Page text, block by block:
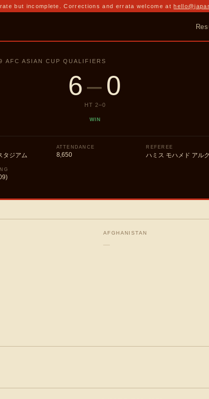
but incomplete. Corrections and errata welcome at
AFC ASIAN CUP QUALIFIERS
6–0
HT 2–0
WIN
タジアム
ATTENDANCE
8,650
REFEREE
ハミス モハメド アル
AFGHANISTAN
—